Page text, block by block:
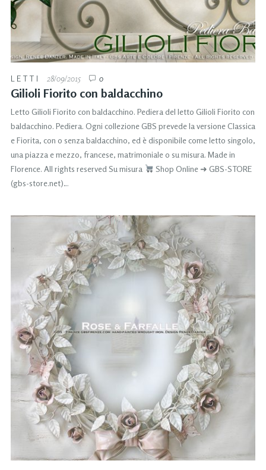
LETTI 28/09/2015 0
Gilioli Fiorito con baldacchino
Letto Gilioli Fiorito con baldacchino. Pediera del letto Gilioli Fiorito con
baldacchino. Pediera. Ogni collezione GBS prevede la versione Classica
e Fiorita, con o senza baldacchino, ed è disponibile come letto singolo,
una piazza e mezzo, francese, matrimoniale o su misura. Made in
Florence. All rights reserved Su misura
Shop Online ➜ GBS-STORE
(gbs-store.net)…